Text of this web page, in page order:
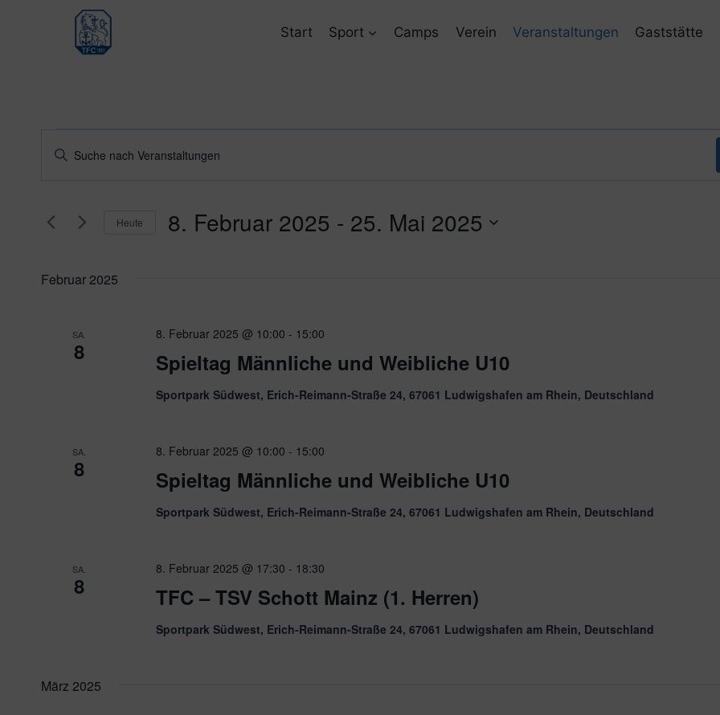
Start Sport Camps Verein Veranstaltungen Gaststätte
Veranstaltungen
Veranstaltungen
und
Navigation
Bitte
Suche
Schlüsselwort.
Heute 8. Februar 2025 - 25. Mai 2025
Februar 2025
SA.
8 Spieltag Männliche und Weibliche U10
8. Februar 2025 @ 10:00 - 15:00
Sportpark Südwest, Erich-Reimann-Straße 24, 67061 Ludwigshafen am Rhein, Deutschland
SA.
8 Spieltag Männliche und Weibliche U10
8. Februar 2025 @ 10:00 - 15:00
Sportpark Südwest, Erich-Reimann-Straße 24, 67061 Ludwigshafen am Rhein, Deutschland
SA.
8 TFC – TSV Schott Mainz (1. Herren)
8. Februar 2025 @ 17:30 - 18:30
Sportpark Südwest, Erich-Reimann-Straße 24, 67061 Ludwigshafen am Rhein, Deutschland
März 2025